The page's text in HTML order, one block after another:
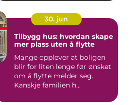
30. jun
Tilbygg hus: hvordan skape
mer plass uten å flytte
Mange opplever at boligen
blir for liten lenge før ønsket
om å flytte melder seg.
Kanskje familien h...